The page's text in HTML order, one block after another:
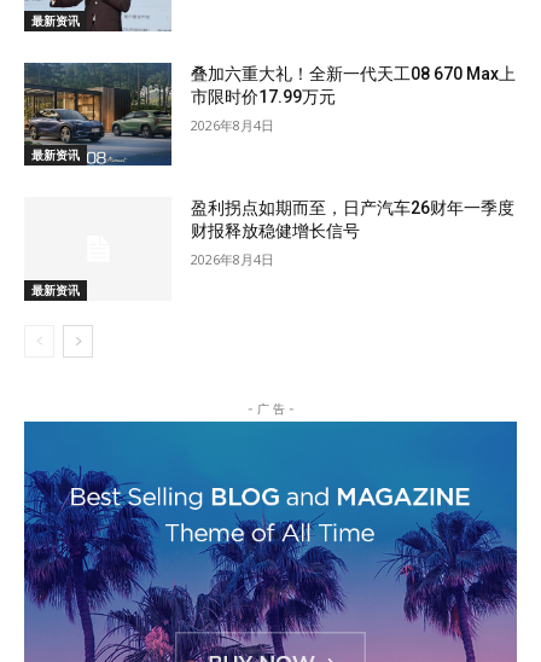
最新资讯
最新资讯
叠加六重大礼！全新一代天工08 670 Max上
市限时价17.99万元
2026年8月4日
最新资讯
盈利拐点如期而至，日产汽车26财年一季度
财报释放稳健增长信号
2026年8月4日
- 广 告 -